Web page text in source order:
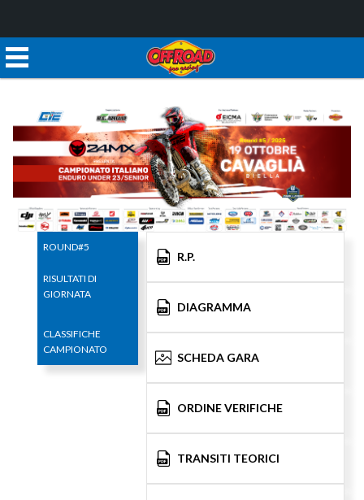
ROUND#5
RISULTATI DI
GIORNATA
CLASSIFICHE
CAMPIONATO
R.P.
DIAGRAMMA
SCHEDA GARA
ORDINE VERIFICHE
TRANSITI TEORICI